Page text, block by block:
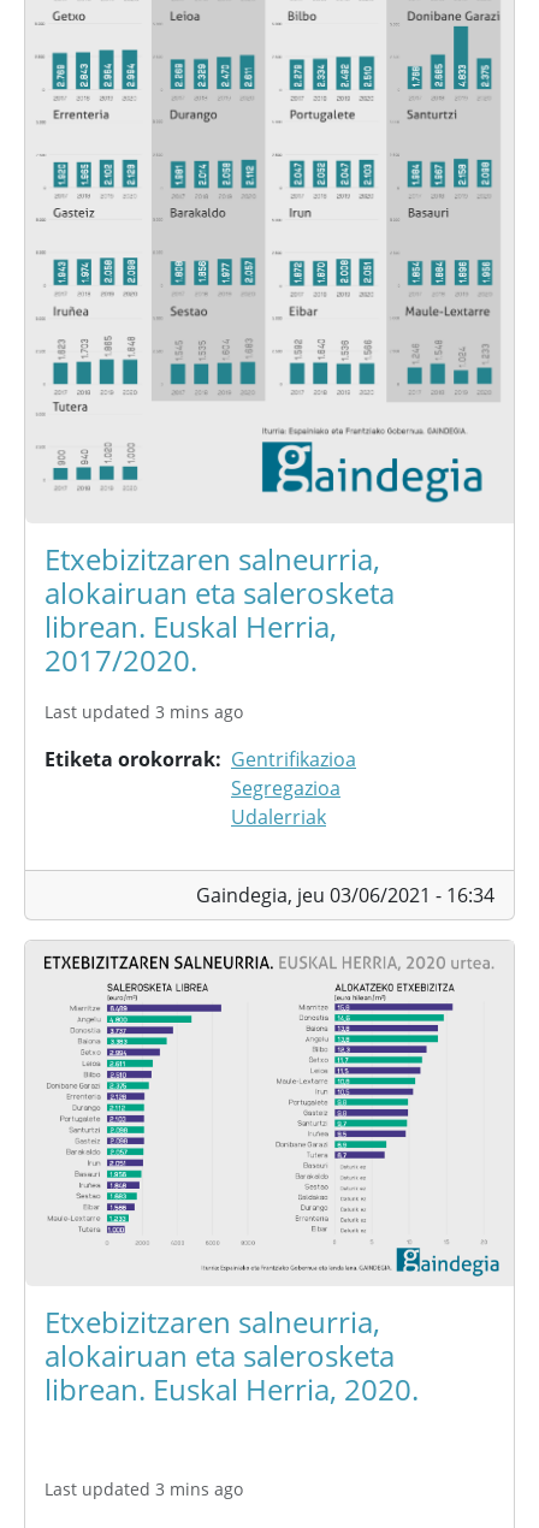
Etxebizitzaren salneurria,
alokairuan eta salerosketa
librean. Euskal Herria,
2017/2020.
Last updated 3 mins ago
Etiketa orokorrak
Gentrifikazioa
Segregazioa
Udalerriak
Gaindegia, jeu 03/06/2021 - 16:34
Etxebizitzaren salneurria,
alokairuan eta salerosketa
librean. Euskal Herria, 2020.
Last updated 3 mins ago